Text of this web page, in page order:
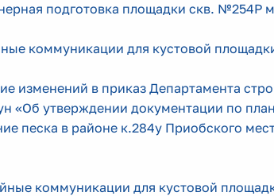
подготовка площадки скв. №254Р
коммуникации для кустовой
изменений в приказ Департамента
«Об утверждении документации по
песка в районе к.284у Приобского
коммуникации для кустовой